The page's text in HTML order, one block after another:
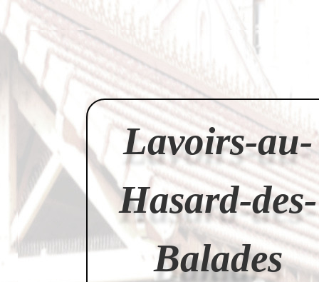
Lavoirs-au-
Hasard-des-
Balades